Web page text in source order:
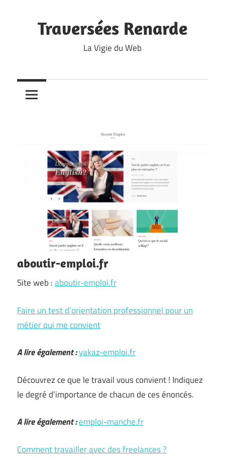
contentTraversées Renarde
La Vigie du Web
aboutir-emploi.fr
Site web :aboutir-emploi.fr
Faire un test d’orientation professionnel pour un
métier qui me convient
A lire également :yakaz-emploi.fr
Découvrez ce que le travail vous convient ! Indiquez
le degré d’importance de chacun de ces énoncés.
A lire également :emploi-manche.fr
Comment travailler avec des freelances ?